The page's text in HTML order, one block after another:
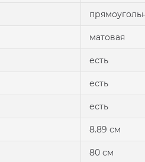
матовая
есть
есть
есть
8.89 см
80 см